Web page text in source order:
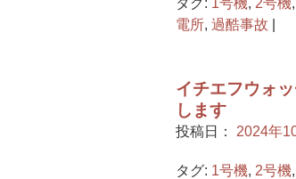
タグ: 1号機, 2号機,
電所, 過酷事故
イチエフウォ
します
投稿日： 2024年
タグ: 1号機, 2号機,